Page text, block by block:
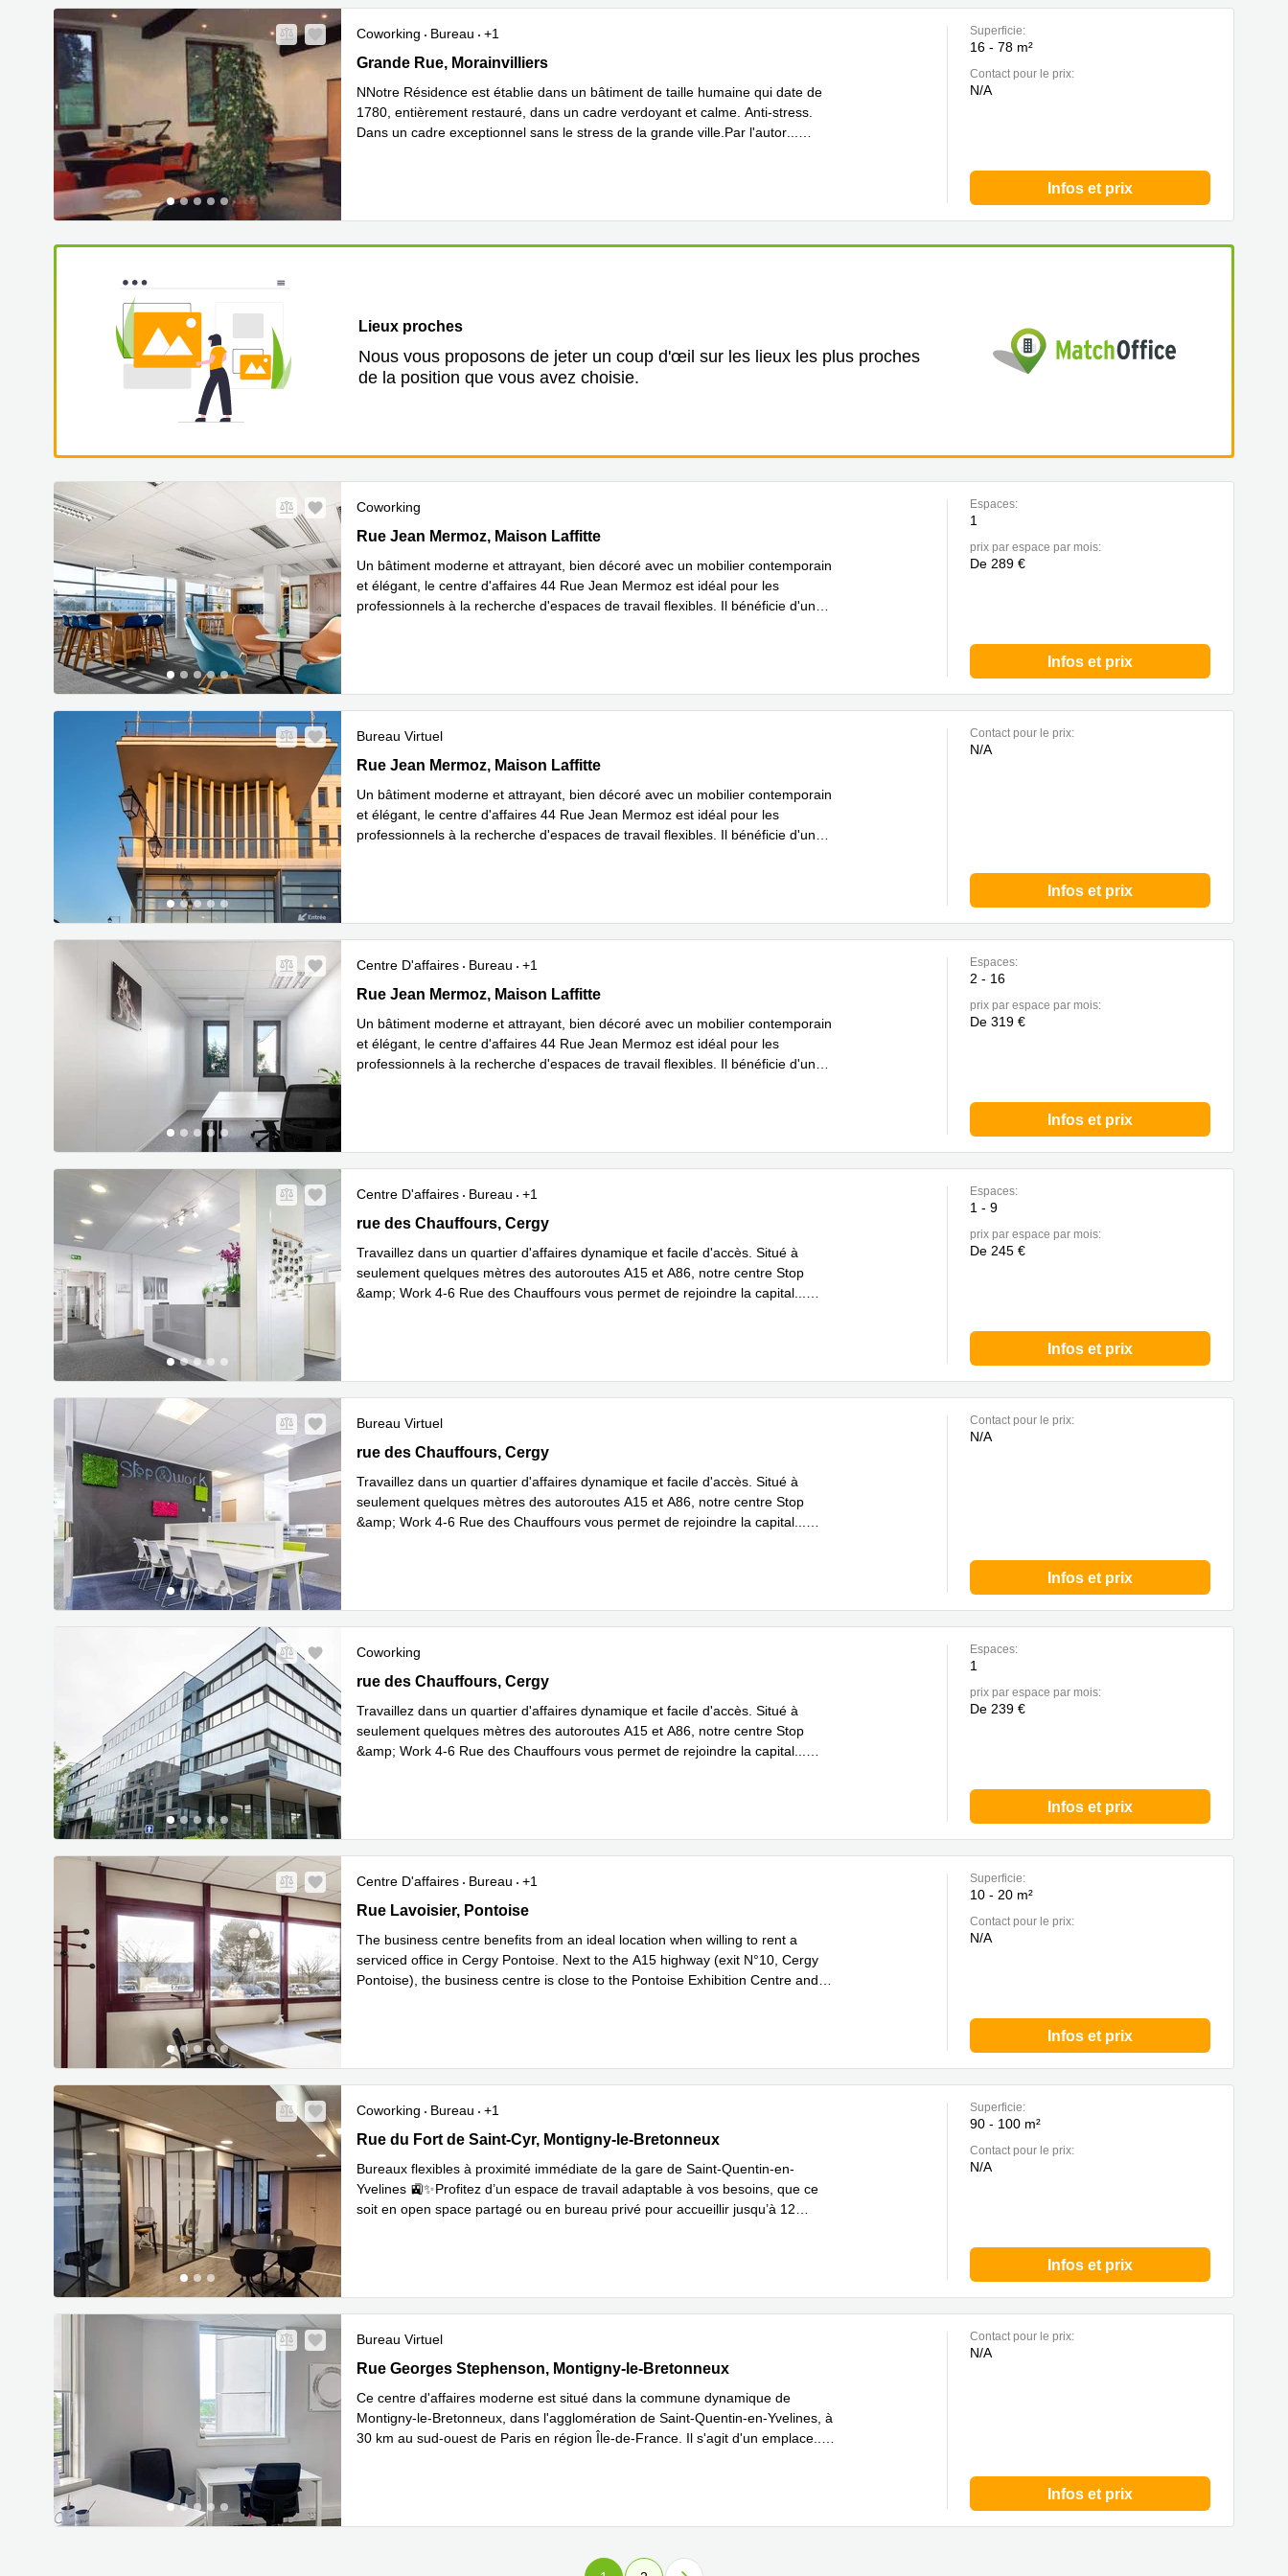
Coworking Bureau
+1
57 c Grande rue, Morainvilliers, Morainvilliers
Grande Rue, Morainvilliers
NNotre Résidence est établie dans un bâtiment de taille humaine qui date de
1780, entièrement restauré, dans un cadre verdoyant et calme. Anti-stress.
Dans un cadre exceptionnel sans le stress de la grande ville.Par l'autor
Superficie:
16 - 78 m²
Contact pour le prix:
N/A
Infos et prix
Lieux proches
Nous vous proposons de jeter un coup d'œil sur les lieux les plus proches
de la position que vous avez choisie.
Coworking
44 Rue Jean Mermoz, Maison Laffitte
Rue Jean Mermoz, Maison Laffitte
Un bâtiment moderne et attrayant, bien décoré avec un mobilier contemporain
et élégant, le centre d'affaires 44 Rue Jean Mermoz est idéal pour les
professionnels à la recherche d'espaces de travail flexibles. Il bénéficie d'un
Espaces:
1
prix par espace par mois:
De 289 €
Infos et prix
Bureau Virtuel
44 Rue Jean Mermoz, Maison Laffitte
Rue Jean Mermoz, Maison Laffitte
Un bâtiment moderne et attrayant, bien décoré avec un mobilier contemporain
et élégant, le centre d'affaires 44 Rue Jean Mermoz est idéal pour les
professionnels à la recherche d'espaces de travail flexibles. Il bénéficie d'un
Contact pour le prix:
N/A
Infos et prix
Centre D'affaires Bureau
+1
44 Rue Jean Mermoz, Maison Laffitte
Rue Jean Mermoz, Maison Laffitte
Un bâtiment moderne et attrayant, bien décoré avec un mobilier contemporain
et élégant, le centre d'affaires 44 Rue Jean Mermoz est idéal pour les
professionnels à la recherche d'espaces de travail flexibles. Il bénéficie d'un
Espaces:
2 - 16
prix par espace par mois:
De 319 €
Infos et prix
Centre D'affaires Bureau
+1
4-6 rue des Chauffours, Cergy
rue des Chauffours, Cergy
Travaillez dans un quartier d'affaires dynamique et facile d'accès. Situé à
seulement quelques mètres des autoroutes A15 et A86, notre centre Stop
&amp; Work 4-6 Rue des Chauffours vous permet de rejoindre la capital
Espaces:
1 - 9
prix par espace par mois:
De 245 €
Infos et prix
Bureau Virtuel
4-6 rue des Chauffours, Cergy
rue des Chauffours, Cergy
Travaillez dans un quartier d'affaires dynamique et facile d'accès. Situé à
seulement quelques mètres des autoroutes A15 et A86, notre centre Stop
&amp; Work 4-6 Rue des Chauffours vous permet de rejoindre la capital
Contact pour le prix:
N/A
Infos et prix
Coworking
4-6 rue des Chauffours, Cergy
rue des Chauffours, Cergy
Travaillez dans un quartier d'affaires dynamique et facile d'accès. Situé à
seulement quelques mètres des autoroutes A15 et A86, notre centre Stop
&amp; Work 4-6 Rue des Chauffours vous permet de rejoindre la capital
Espaces:
1
prix par espace par mois:
De 239 €
Infos et prix
Centre D'affaires Bureau
+1
Rue Lavoisier 20, Pontoise
Rue Lavoisier, Pontoise
The business centre benefits from an ideal location when willing to rent a
serviced office in Cergy Pontoise. Next to the A15 highway (exit N°10, Cergy
Pontoise), the business centre is close to the Pontoise Exhibition Centre and
Superficie:
10 - 20 m²
Contact pour le prix:
N/A
Infos et prix
Coworking Bureau
+1
Rue du Fort de Saint-Cyr 12, Montigny-le-Bretonneux
Rue du Fort de Saint-Cyr, Montigny-le-Bretonneux
Bureaux flexibles à proximité immédiate de la gare de Saint-Quentin-en-
Yvelines 🚉✨Profitez d’un espace de travail adaptable à vos besoins, que ce
soit en open space partagé ou en bureau privé pour accueillir jusqu’à 12
Superficie:
90 - 100 m²
Contact pour le prix:
N/A
Infos et prix
Bureau Virtuel
1 Rue Georges Stephenson, Montigny-le-Bretonneux
Rue Georges Stephenson, Montigny-le-Bretonneux
Ce centre d'affaires moderne est situé dans la commune dynamique de
Montigny-le-Bretonneux, dans l'agglomération de Saint-Quentin-en-Yvelines, à
30 km au sud-ouest de Paris en région Île-de-France. Il s'agit d'un emplace
Contact pour le prix:
N/A
Infos et prix